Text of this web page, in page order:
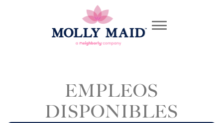
EMPLEOS
DISPONIBLES